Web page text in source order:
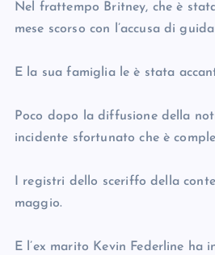
Nel frattempo Britney, che è
mese scorso con l’accusa di
E la sua famiglia le è stata
Poco dopo la diffusione della
incidente sfortunato che è
I registri dello sceriffo della
maggio.
E l’ex marito Kevin Federline